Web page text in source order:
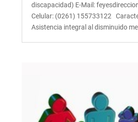
discapacidad) E-Mail:
Celular: (0261) 155733122
Asistencia integral al disminuido